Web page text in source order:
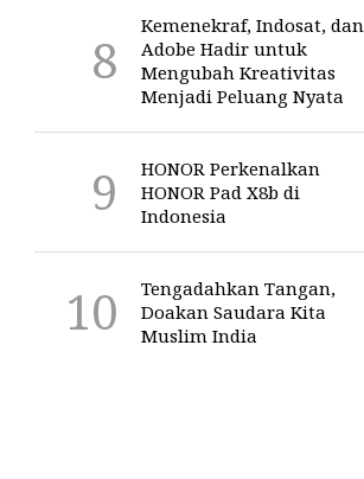
Kemenekraf, Indosat, dan
Adobe Hadir untuk
Mengubah Kreativitas
Menjadi Peluang Nyata
HONOR Perkenalkan
HONOR Pad X8b di
Indonesia
Tengadahkan Tangan,
Doakan Saudara Kita
Muslim India